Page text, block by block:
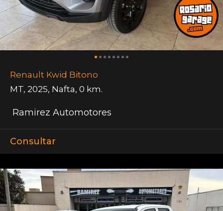
Renault Kwid Bitono
MT, 2025, Nafta, 0 km.
Ramirez Automotores
Consultar